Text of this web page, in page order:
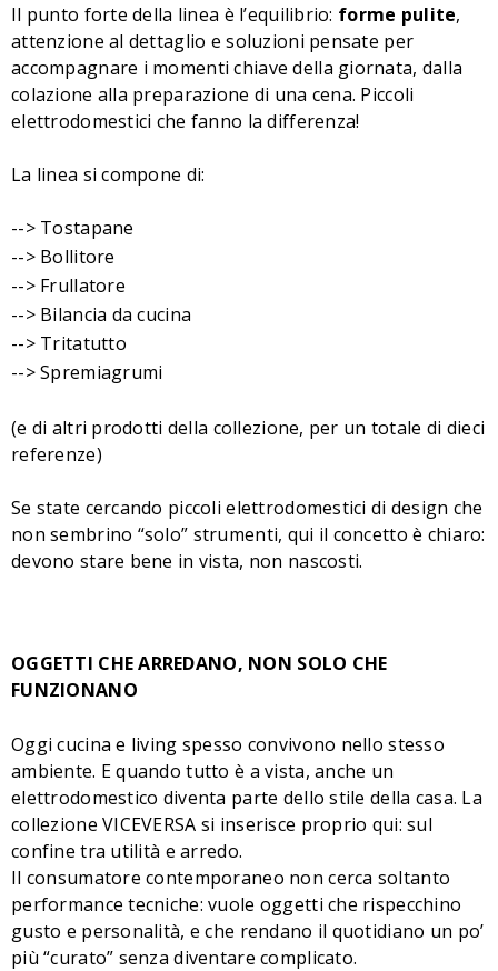
Il punto forte della linea è l’equilibrio: forme pulite,
attenzione al dettaglio e soluzioni pensate per
accompagnare i momenti chiave della giornata, dalla
colazione alla preparazione di una cena. Piccoli
elettrodomestici che fanno la differenza!
La linea si compone di:
--> Tostapane
--> Bollitore
--> Frullatore
--> Bilancia da cucina
--> Tritatutto
--> Spremiagrumi
(e di altri prodotti della collezione, per un totale di dieci
referenze)
Se state cercando piccoli elettrodomestici di design che
non sembrino “solo” strumenti, qui il concetto è chiaro:
devono stare bene in vista, non nascosti.
OGGETTI CHE ARREDANO, NON SOLO CHE
FUNZIONANO
Oggi cucina e living spesso convivono nello stesso
ambiente. E quando tutto è a vista, anche un
elettrodomestico diventa parte dello stile della casa. La
collezione VICEVERSA si inserisce proprio qui: sul
confine tra utilità e arredo.
Il consumatore contemporaneo non cerca soltanto
performance tecniche: vuole oggetti che rispecchino
gusto e personalità, e che rendano il quotidiano un po’
più “curato” senza diventare complicato.